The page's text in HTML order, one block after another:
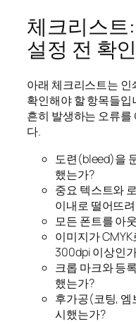
체크리스트
설정 전 확
아래 체크리스트는
확인해야 할 항목들입
흔히 발생하는 오류
다.
도련(bleed)을
했는가?
중요 텍스트와
이내로 떨어뜨
모든 폰트를 아
이미지가
300dpi 이상인
크롭 마크와 등
했는가?
후가공(코팅, 엠
시했는가?